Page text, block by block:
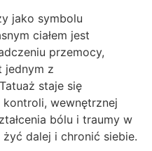
jako symbolu
ciałem jest
przemocy,
jednym z
staje się
wewnętrznej
bólu i traumy w
dalej i chronić siebie.